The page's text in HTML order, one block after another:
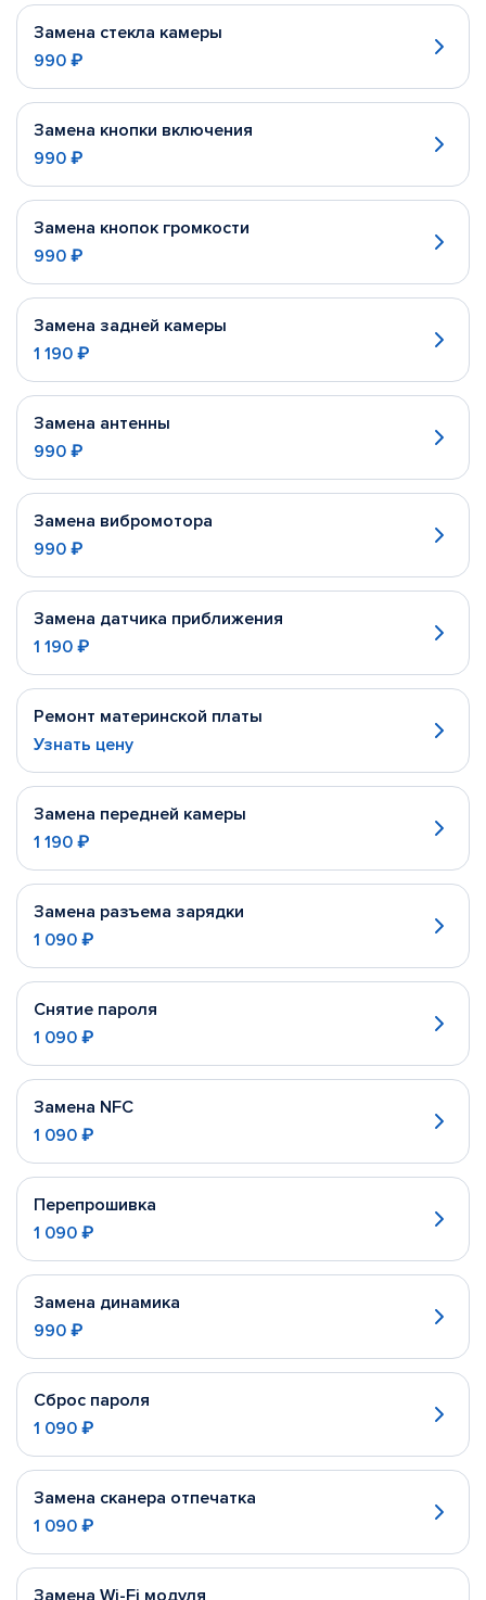
Замена стекла камеры
990 ₽
Замена кнопки включения
990 ₽
Замена кнопок громкости
990 ₽
Замена задней камеры
1 190 ₽
Замена антенны
990 ₽
Замена вибромотора
990 ₽
Замена датчика приближения
1 190 ₽
Ремонт материнской платы
Узнать цену
Замена передней камеры
1 190 ₽
Замена разъема зарядки
1 090 ₽
Снятие пароля
1 090 ₽
Замена NFC
1 090 ₽
Перепрошивка
1 090 ₽
Замена динамика
990 ₽
Сброс пароля
1 090 ₽
Замена сканера отпечатка
1 090 ₽
Замена Wi-Fi модуля